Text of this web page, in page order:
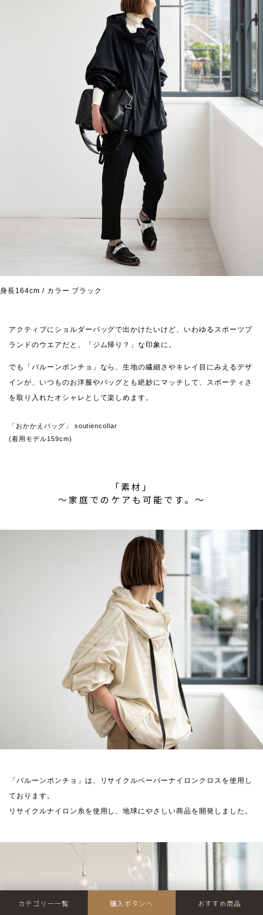
身長164cm / カラー ブラック
アクティブにショルダーバッグで出かけたいけど、いわゆるスポーツブ
ランドのウエアだと、「ジム帰り？」な印象に。
でも「バルーンポンチョ」なら、生地の繊細さやキレイ目にみえるデザ
インが、いつものお洋服やバッグとも絶妙にマッチして、スポーティさ
を取り入れたオシャレとして楽しめます。
「おかかえバッグ」 soutiencollar
(着用モデル159cm)
「素材」
〜家庭でのケアも可能です。〜
「バルーンポンチョ」は、リサイクルペーパーナイロンクロスを使用し
ております。
リサイクルナイロン糸を使用し、地球にやさしい商品を開発しました。
カテゴリー一覧 購入ボタンへ おすすめ商品